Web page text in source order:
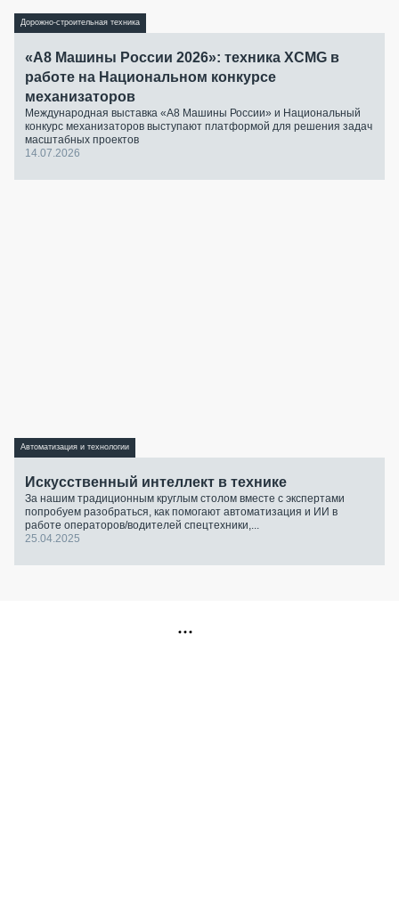
Дорожно-строительная техника
«А8 Машины России 2026»: техника XCMG в
работе на Национальном конкурсе
механизаторов
Международная выставка «А8 Машины России» и Национальный
конкурс механизаторов выступают платформой для решения задач
масштабных проектов
14.07.2026
Автоматизация и технологии
Искусственный интеллект в технике
За нашим традиционным круглым столом вместе с экспертами
попробуем разобраться, как помогают автоматизация и ИИ в
работе операторов/водителей спецтехники,...
25.04.2025